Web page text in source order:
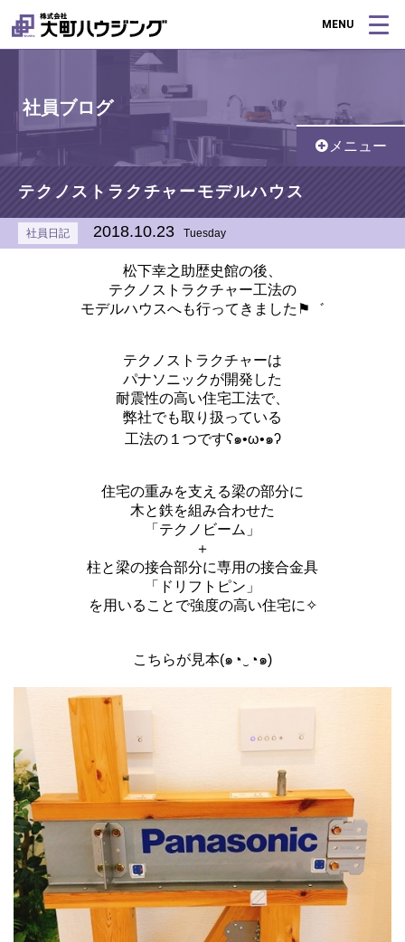
MENU
社員ブログ
メニュー
テクノストラクチャーモデルハウス
社員日記 2018.10.23 Tuesday
松下幸之助歴史館の後、
テクノストラクチャー工法の
モデルハウスへも行ってきました⚑゛
テクノストラクチャーは
パナソニックが開発した
耐震性の高い住宅工法で、
弊社でも取り扱っている
工法の１つですʕ๑•ω•๑ʔ
住宅の重みを支える梁の部分に
木と鉄を組み合わせた
「テクノビーム」
＋
柱と梁の接合部分に専用の接合金具
「ドリフトピン」
を用いることで強度の高い住宅に✧
こちらが見本(๑◔‿◔๑)